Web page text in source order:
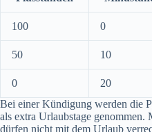
100 0
50 10
0 20
Bei einer Kündigung werden die
als extra Urlaubstage genommen.
dürfen nicht mit dem Urlaub